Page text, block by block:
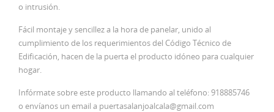
o intrusión.
Fácil montaje y sencillez a la hora de panelar, unido al
cumplimiento de los requerimientos del Código Técnico de
Edificación, hacen de la puerta el producto idóneo para cualquier
hogar.
Infórmate sobre este producto llamando al teléfono: 918885746
o envíanos un email a puertasalanjoalcala@gmail.com